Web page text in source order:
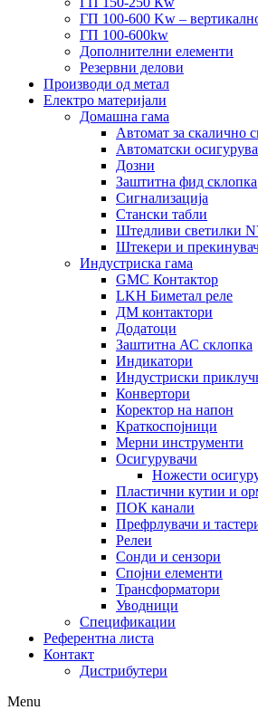
ГП 100-600 Kw –
ГП 100-600kw
Дополнителни елементи
Резервни делови
Производи од метал
Електро материјали
Домашна гама
Автомат за скалично
Автоматски
Дозни
Заштитна фид склопка
Сигнализација
Стански табли
Штедливи светилки
Штекери и
Индустриска гама
GMC Контактор
LKH Биметал реле
ДМ контактори
Додатоци
Заштитна АС склопка
Индикатори
Индустриски
Конвертори
Коректор на напон
Краткоспојници
Мерни инструменти
Осигурувачи
Ножести
Пластични кутии и
ПОК канали
Префрлувачи и
Релеи
Сонди и сензори
Спојни елементи
Трансформатори
Уводници
Спецификации
Референтна листа
Контакт
Дистрибутери
Menu